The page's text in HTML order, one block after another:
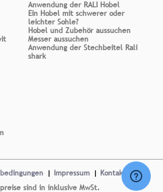
Anwendung der RALI Hobel
Ein Hobel mit schwerer oder
leichter Sohle?
Hobel und Zubehör aussuchen
Messer aussuchen
Anwendung der Stechbeitel Rali
shark
Impressum
Kontakt
sind in inklusive MwSt.